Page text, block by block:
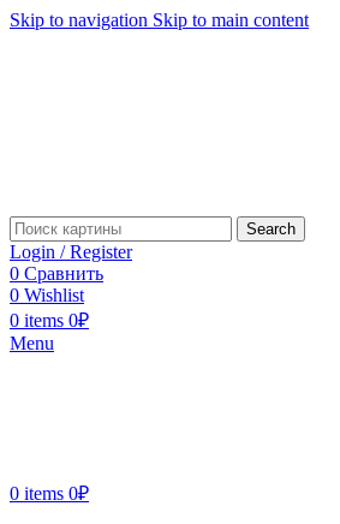
Skip to navigation Skip to main content
Search
Login / Register
0 Сравнить
0 Wishlist
0 items 0₽
Menu
0 items 0₽